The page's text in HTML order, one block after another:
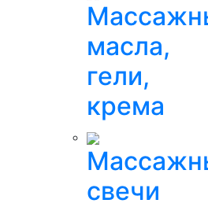
масла,
гели,
крема
свечи